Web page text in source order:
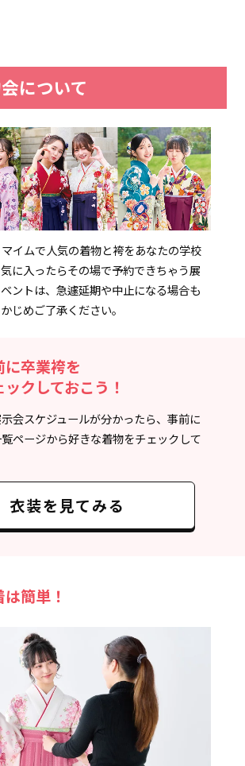
について
イムで人気の着物と袴をあなたの学校
に入ったらその場で予約できちゃう展
ントは、急遽延期や中止になる場合も
じめご了承ください。
に卒業袴を
ックしておこう！
会スケジュールが分かったら、事前に
ページから好きな着物をチェックして
衣装を見てみる
簡単！